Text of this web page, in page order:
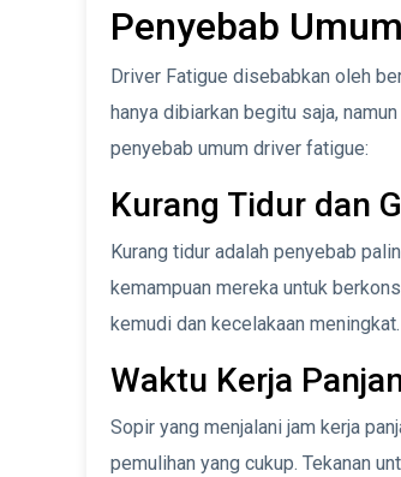
Penyebab
Driver Fatigue disebabkan oleh
hanya dibiarkan begitu saja,
penyebab umum driver fatigue:
Kurang Tidur dan
Kurang tidur adalah penyebab
kemampuan mereka untuk
kemudi dan kecelakaan meningkat.
Waktu Kerja
Sopir yang menjalani jam kerja
pemulihan yang cukup. Tekanan